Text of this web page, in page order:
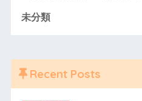
未分類
Recent Posts